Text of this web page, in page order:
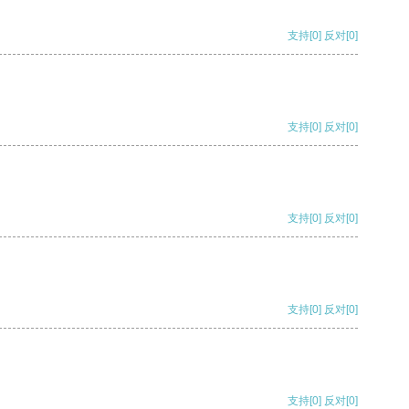
支持[0] 反对[0]
支持[0] 反对[0]
支持[0] 反对[0]
支持[0] 反对[0]
支持[0] 反对[0]